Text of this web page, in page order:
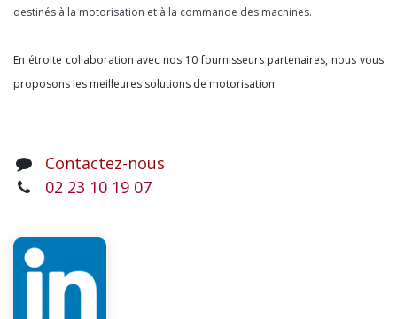
destinés à la motorisation et à la commande des machines.
En étroite collaboration avec nos 10 fournisseurs partenaires, nous vous
proposons les meilleures solutions de motorisation.
Contactez-nous
02 23 10 19 07